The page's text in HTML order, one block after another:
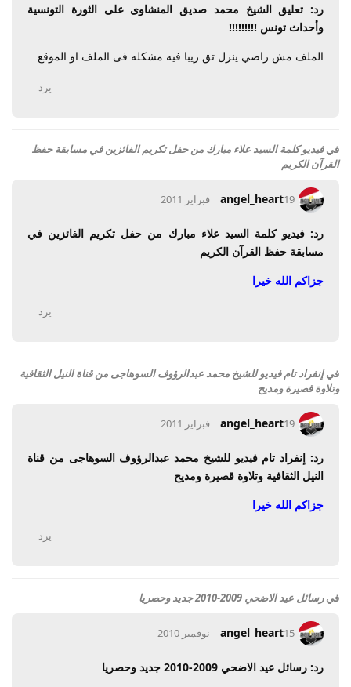
رد: تعليق الشيخ محمد صديق المنشاوى على الثورة التونسية
وأحداث تونس !!!!!!!!!
الملف مش راضي ينزل تق ريبا فيه مشكله فى الملف او الموقع
يرد
فيفيديو كلمة السيد علاء مبارك من حفل تكريم الفائزين في مسابقة حفظ
القرآن الكريم
angel_heart19 فبراير 2011
رد: فيديو كلمة السيد علاء مبارك من حفل تكريم الفائزين في
مسابقة حفظ القرآن الكريم
جزاكم الله خيرا
يرد
فيإنفراد تام فيديو للشيخ محمد عبدالرؤوف السوهاجى من قناة النيل الثقافية
وتلاوة قصيرة ومديح
angel_heart19 فبراير 2011
رد: إنفراد تام فيديو للشيخ محمد عبدالرؤوف السوهاجى من قناة
النيل الثقافية وتلاوة قصيرة ومديح
جزاكم الله خيرا
يرد
فيرسائل عيد الاضحي 2009-2010 جديد وحصريا
angel_heart15 نوفمبر 2010
رد: رسائل عيد الاضحي 2009-2010 جديد وحصريا